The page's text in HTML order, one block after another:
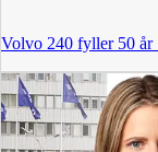
Volvo 240 fyller 50 år